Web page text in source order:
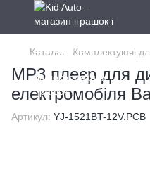
Каталог Комплектуючі
MP3 плеєр для
електромобіля
Артикул: YJ-1521BT-12V.PCB